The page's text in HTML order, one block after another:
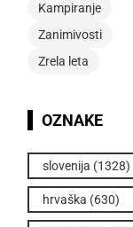
Kampiranje
Zanimivosti
Zrela leta
OZNAKE
slovenija (1328)
hrvaška (630)